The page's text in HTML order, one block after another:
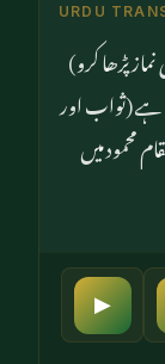
URDU
پڑھا کرو)
(ثواب اور
محمود میں
▶